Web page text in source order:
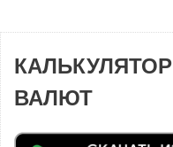
КАЛЬКУЛЯТОР
ВАЛЮТ